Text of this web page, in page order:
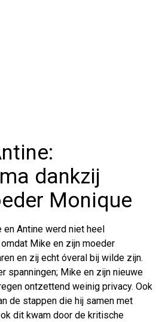
dankzij
Monique
en Antine werd niet heel
Mike en zijn moeder
en zij echt óveral bij wilde zijn.
spanningen; Mike en zijn nieuwe
ontzettend weinig privacy. Ook
de stappen die hij samen met
dit kwam door de kritische